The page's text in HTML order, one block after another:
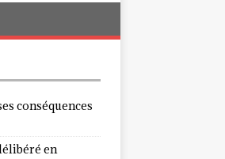
conséquences
en